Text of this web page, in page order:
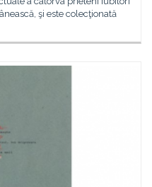
şi este colecţionată